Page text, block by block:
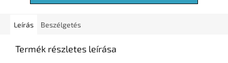
Leírás Beszélgetés
Termék részletes leírása